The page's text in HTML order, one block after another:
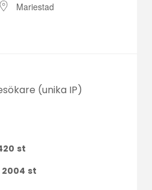
Mariestad
(unika IP)
st
2004 st